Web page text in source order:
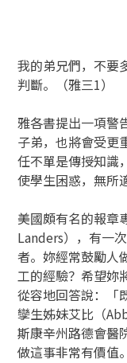
我的弟兄們，不要
判斷。（雅三1）
雅各書提出一項警
子弟，也將會受更
任不單是傳授知識
使學生困惑，無所
美國頗有名的報章
Landers），有一
者。妳經常鼓勵人
工的經驗？希望妳
從容地回答說：「
孿生姊妹艾比（
斯康辛州路德會醫
做這事非常有價值